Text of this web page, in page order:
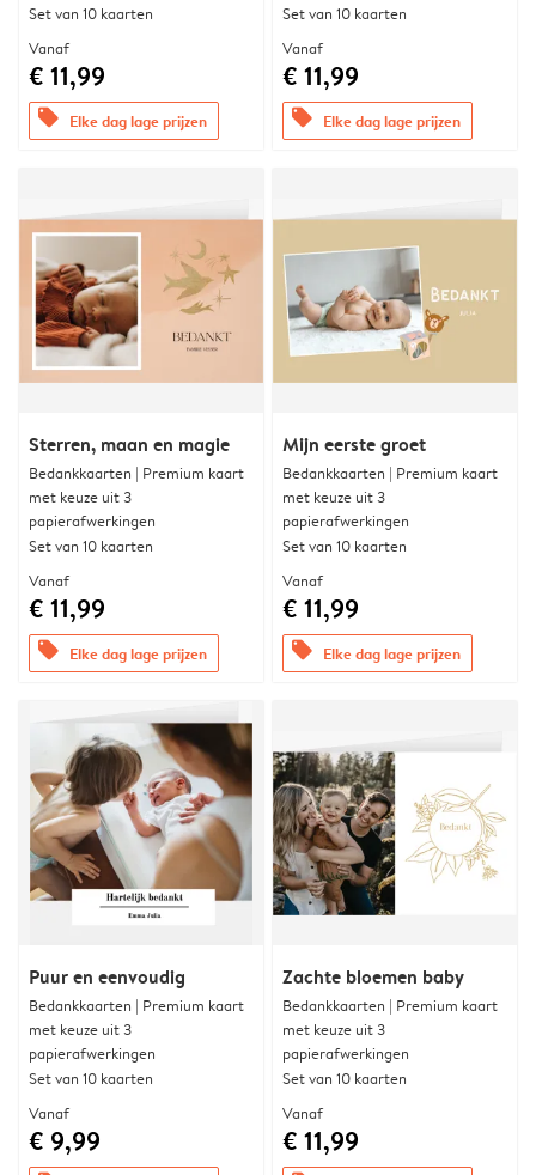
Set van 10 kaarten
Vanaf
€ 11,99
offers Elke dag lage prijzen
Set van 10 kaarten
Vanaf
€ 11,99
offers Elke dag lage prijzen
Sterren, maan en magie
Bedankkaarten | Premium kaart
met keuze uit 3
papierafwerkingen
Set van 10 kaarten
Vanaf
€ 11,99
offers Elke dag lage prijzen
Mijn eerste groet
Bedankkaarten | Premium kaart
met keuze uit 3
papierafwerkingen
Set van 10 kaarten
Vanaf
€ 11,99
offers Elke dag lage prijzen
Puur en eenvoudig
Bedankkaarten | Premium kaart
met keuze uit 3
papierafwerkingen
Set van 10 kaarten
Vanaf
€ 9,99
Zachte bloemen baby
Bedankkaarten | Premium kaart
met keuze uit 3
papierafwerkingen
Set van 10 kaarten
Vanaf
€ 11,99